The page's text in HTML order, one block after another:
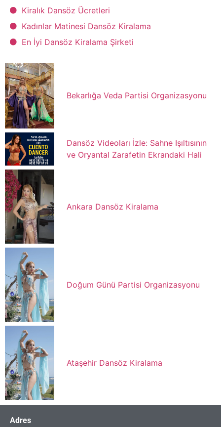
Kiralık Dansöz Ücretleri
Kadınlar Matinesi Dansöz Kiralama
En İyi Dansöz Kiralama Şirketi
Bekarlığa Veda Partisi Organizasyonu
Dansöz Videoları İzle: Sahne Işıltısının
ve Oryantal Zarafetin Ekrandaki Hali
Ankara Dansöz Kiralama
Doğum Günü Partisi Organizasyonu
Ataşehir Dansöz Kiralama
Adres